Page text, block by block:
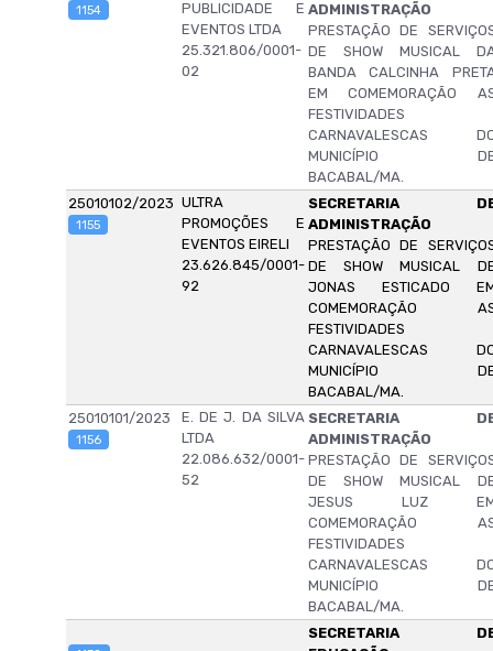
1154
PUBLICIDADE E
EVENTOS LTDA
25.321.806/0001-
02
ADMINISTRAÇÃO
PRESTAÇÃO DE
DE SHOW MUSICAL
BANDA CALCINHA
EM COMEMORAÇÃO
FESTIVIDADES
CARNAVALESCAS
MUNICÍPIO
BACABAL/MA.
25010102/2023
1155
ULTRA
PROMOÇÕES E
EVENTOS EIRELI
23.626.845/0001-
92
SECRETARIA
ADMINISTRAÇÃO
PRESTAÇÃO DE
DE SHOW MUSICAL
JONAS ESTICADO
COMEMORAÇÃO
FESTIVIDADES
CARNAVALESCAS
MUNICÍPIO
BACABAL/MA.
25010101/2023
1156
E. DE J. DA SILVA
LTDA
22.086.632/0001-
52
SECRETARIA
ADMINISTRAÇÃO
PRESTAÇÃO DE
DE SHOW MUSICAL
JESUS LUZ
COMEMORAÇÃO
FESTIVIDADES
CARNAVALESCAS
MUNICÍPIO
BACABAL/MA.
SECRETARIA